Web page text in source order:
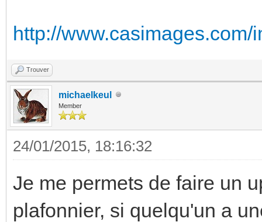
http://
Trouver
michaelkeul
Member
24/01/2015, 18:16:32
Je me permets de faire un
plafonnier, si quelqu'un a